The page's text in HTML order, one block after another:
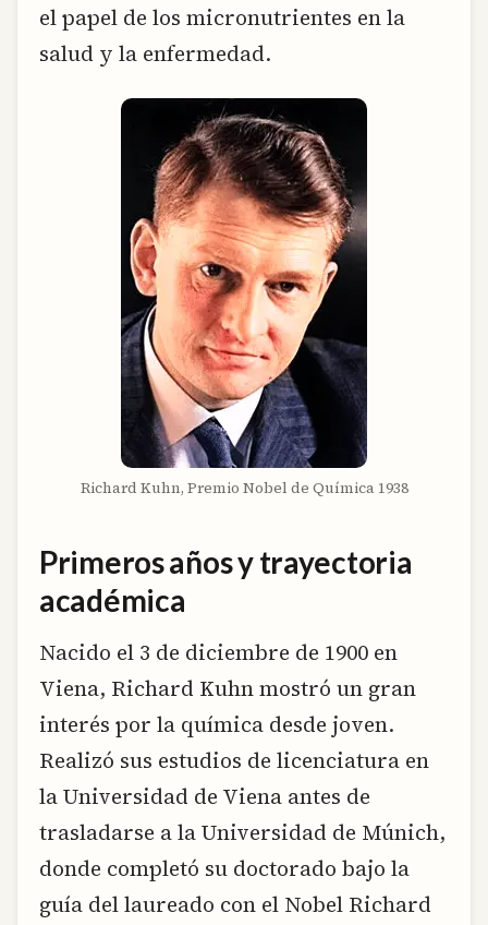
el papel de los micronutrientes en la
salud y la enfermedad.
Richard Kuhn, Premio Nobel de Química 1938
Primeros años y trayectoria
académica
Nacido el 3 de diciembre de 1900 en
Viena, Richard Kuhn mostró un gran
interés por la química desde joven.
Realizó sus estudios de licenciatura en
la Universidad de Viena antes de
trasladarse a la Universidad de Múnich,
donde completó su doctorado bajo la
guía del laureado con el Nobel Richard